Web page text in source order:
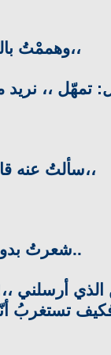
،،وهممْتُ
تمهّل ،،
،،سألتُ عنه
..شعرتُ
أرسلني
فكيف تستغربُ